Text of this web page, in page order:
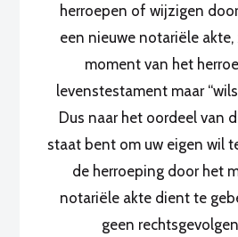
herroepen of wijzigen
een nieuwe notariële
moment van het
levenstestament maar
Dus naar het oordeel van
staat bent om uw eigen wil
de herroeping door het
notariële akte dient te
geen